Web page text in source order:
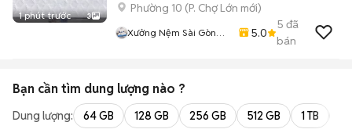
1 phút trước 3
Phường 10 (P. Chợ Lớn mới)
Xưởng Nệm Sài Gòn
5.0
5 đã
bán
Bạn cần tìm dung lượng nào ?
Dung lượng: 64 GB 128 GB 256 GB 512 GB 1 TB